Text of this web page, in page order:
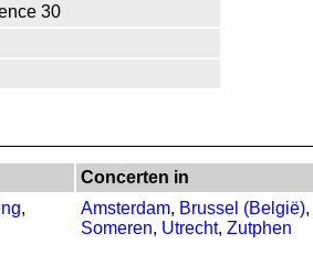
30
Concerten in
,
Amsterdam, Brussel (België),
Someren, Utrecht, Zutphen